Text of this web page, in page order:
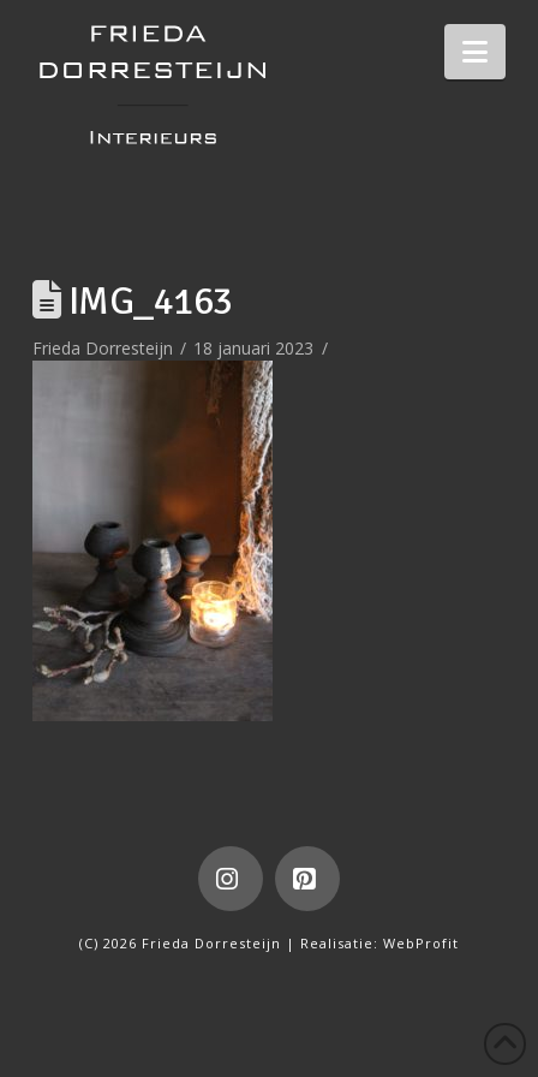
IMG_4163
Frieda Dorresteijn 18 januari 2023
InstagramPinterest
(C) 2026 Frieda Dorresteijn | Realisatie: WebProfit